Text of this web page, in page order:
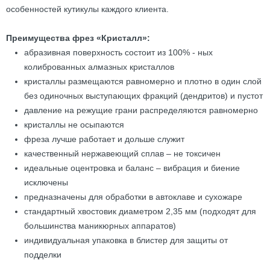
особенностей кутикулы каждого клиента.
Преимущества фрез «Кристалл»:
абразивная поверхность состоит из 100% - ных
колиброванных алмазных кристаллов
кристаллы размещаются равномерно и плотно в один слой
без одиночных выступающих фракций (дендритов) и пустот
давление на режущие грани распределяются равномерно
кристаллы не осыпаются
фреза лучше работает и дольше служит
качественный нержавеющий сплав – не токсичен
идеальные оцентровка и баланс – вибрация и биение
исключены
предназначены для обработки в автоклаве и сухожаре
стандартный хвостовик диаметром 2,35 мм (подходят для
большинства маникюрных аппаратов)
индивидуальная упаковка в блистер для защиты от
подделки